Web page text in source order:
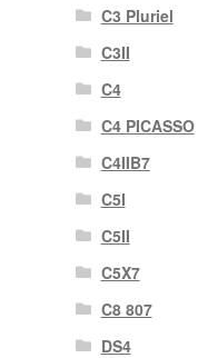
C3 Pluriel
C3II
C4
C4 PICASSO
C4IIB7
C5I
C5II
C5X7
C8 807
DS4